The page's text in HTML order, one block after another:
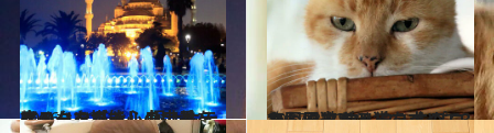
2016.1.12
イスタンブールの定番メニューを堪能し 極上ホテルのハマムで心身の美を磨く
旅＆お出かけ 2017.8.22
かわいすぎる猫を求めて3カ国周遊 マルタ、キプロス、そしてトルコへ
旅＆お出かけ